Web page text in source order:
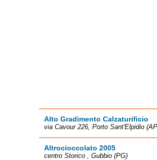
Alto Gradimento Calzaturificio
via Cavour 226, Porto Sant'Elpidio
Altrocioccolato 2005
centro Storico , Gubbio (PG)